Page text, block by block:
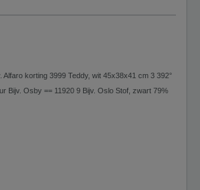
korting 3999 Teddy, wit 45x38x41 cm 3 392°
Bijv. Osby == 11920 9 Bijv. Oslo Stof, zwart 79%